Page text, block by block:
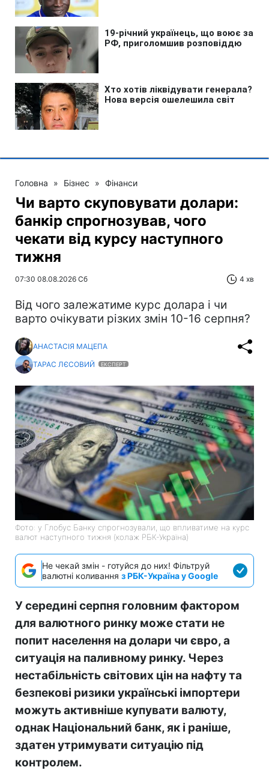
Головна » Бізнес » Фінанси
Чи варто скуповувати долари:
банкір спрогнозував, чого
чекати від курсу наступного
тижня
07:30 08.08.2026 Сб 4 хв
Від чого залежатиме курс долара і чи
варто очікувати різких змін 10-16 серпня?
АНАСТАСІЯ МАЦЕПА
ТАРАС ЛЄСОВИЙ
ЕКСПЕРТ
Фото: у Глобус Банку спрогнозували, що впливатиме на курс
валют наступного тижня (колаж РБК-Україна)
Не чекай змін - готуйся до них! Фільтруй
валютні коливання з РБК-Україна у Google
У середині серпня головним фактором
для валютного ринку може стати не
попит населення на долари чи євро, а
ситуація на паливному ринку. Через
нестабільність світових цін на нафту та
безпекові ризики українські імпортери
можуть активніше купувати валюту,
однак Національний банк, як і раніше,
здатен утримувати ситуацію під
контролем.